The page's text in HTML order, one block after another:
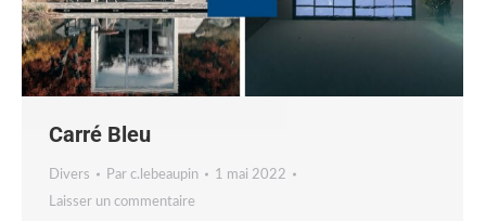
Carré Bleu
Divers Par c.lebeaupin
1 mai 2022
Laisser un commentaire